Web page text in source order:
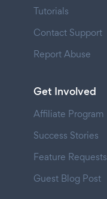
Tutorials
Contact Support
Report Abuse
Get Involved
Affiliate Program
Success Stories
Feature Requests
Guest Blog Post